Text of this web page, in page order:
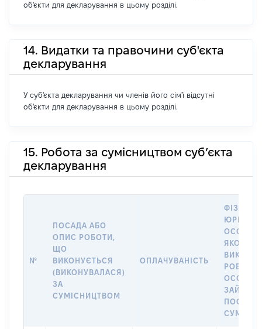
об'єкти для декларування в цьому розділі.
14. Видатки та правочини суб'єкта
декларування
У суб'єкта декларування чи членів його сім'ї відсутні
об'єкти для декларування в цьому розділі.
15. Робота за сумісництвом суб’єкта
декларування
№
ПОСАДА АБО
ОПИС РОБОТИ,
ЩО
ВИКОНУЄТЬСЯ
(ВИКОНУВАЛАСЯ)
ЗА
СУМІСНИЦТВОМ
ОПЛАЧУВАНІСТЬ
ОСОБА,
ЯКОЇ
РОБОТА
ОСОБА
ПОСАДУ